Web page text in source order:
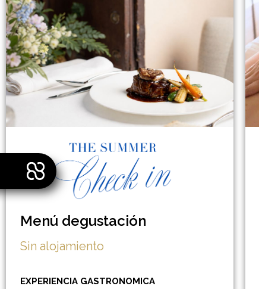
Menú degustación
Sin alojamiento
EXPERIENCIA GASTRONOMICA